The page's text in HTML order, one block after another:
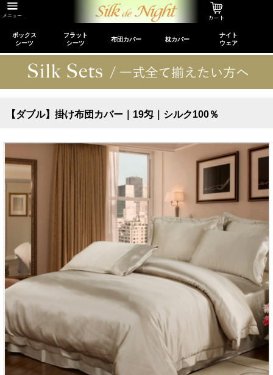
ボックス
シーツ
フラット
シーツ
布団カバー 枕カバー
ナイト
ウェア
【ダブル】掛け布団カバー｜19匁｜シルク100％